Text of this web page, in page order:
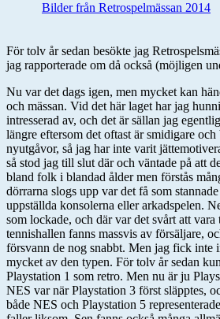
Bilder från Retrospelmässan 2014
För tolv år sedan besökte jag
jag rapporterade om då också (möjligen
Nu var det dags igen, men mycket kan
och mässan. Vid det här laget har jag
intresserad av, och det är sällan jag
längre eftersom det oftast är smidigare
nyutgåvor, så jag har inte varit
så stod jag till slut där och väntade på att
bland folk i blandad ålder men förstås
dörrarna slogs upp var det få som
uppställda konsolerna eller arkadspelen.
som lockade, och där var det svårt att vara
tennishallen fanns massvis av försäljare,
försvann de nog snabbt. Men jag fick inte
mycket av den typen. För tolv år sedan
Playstation 1 som retro. Men nu är ju
NES var när Playstation 3 först släpptes,
både NES och Playstation 5